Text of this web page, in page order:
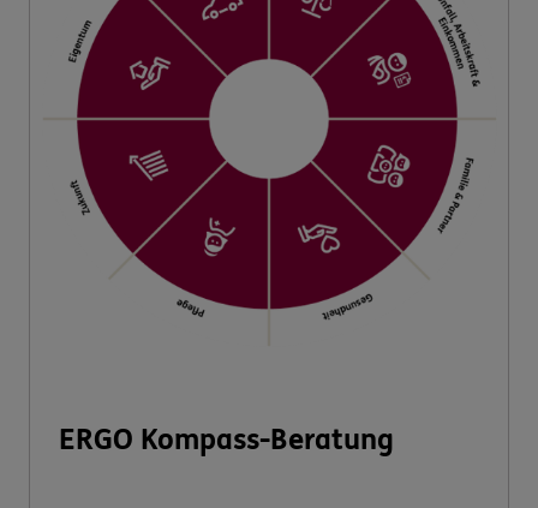
ERGO Kompass-Beratung